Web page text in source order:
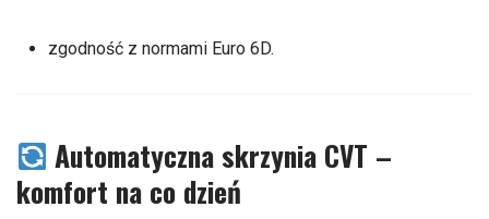
zgodność z normami Euro 6D.
Automatyczna skrzynia CVT –
komfort na co dzień